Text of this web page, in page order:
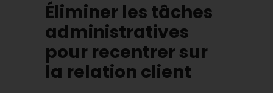
Éliminer les tâches
administratives
pour recentrer sur
la relation client